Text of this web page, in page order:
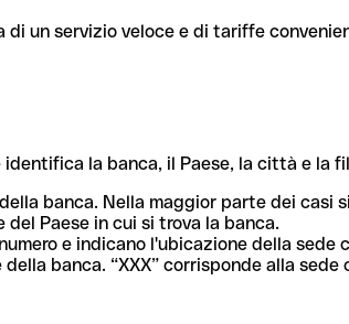
un servizio veloce e di tariffe
la banca, il Paese, la città e la
banca. Nella maggior parte dei
Paese in cui si trova la banca.
e indicano l'ubicazione della sede
banca. “XXX” corrisponde alla sede